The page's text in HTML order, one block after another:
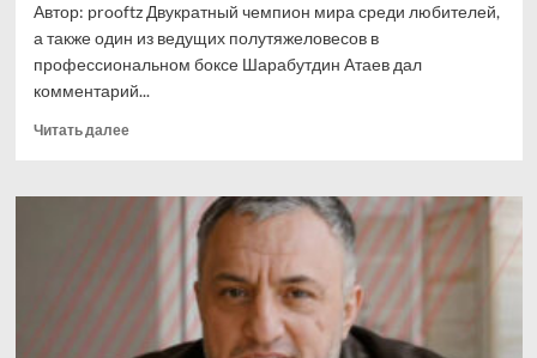
Автор: prooftz Двукратный чемпион мира среди любителей,
а также один из ведущих полутяжеловесов в
профессиональном боксе Шарабутдин Атаев дал
комментарий...
Читать далееПрочитать
Шарабутдин
высказался
претендентском
Хосе